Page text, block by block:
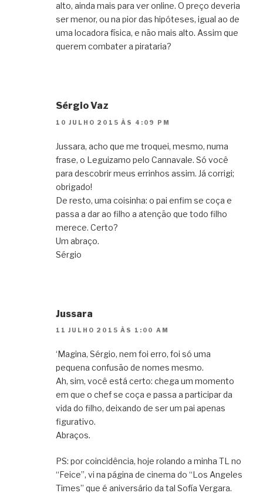
alto, ainda mais para ver online. O preço deveria
ser menor, ou na pior das hipóteses, igual ao de
uma locadora física, e não mais alto. Assim que
querem combater a pirataria?
Sérgio Vaz
10 JULHO 2015 ÀS 4:09 PM
Jussara, acho que me troquei, mesmo, numa
frase, o Leguizamo pelo Cannavale. Só você
para descobrir meus errinhos assim. Já corrigi;
obrigado!
De resto, uma coisinha: o pai enfim se coça e
passa a dar ao filho a atenção que todo filho
merece. Certo?
Um abraço.
Sérgio
Jussara
11 JULHO 2015 ÀS 1:00 AM
‘Magina, Sérgio, nem foi erro, foi só uma
pequena confusão de nomes mesmo.
Ah, sim, você está certo: chega um momento
em que o chef se coça e passa a participar da
vida do filho, deixando de ser um pai apenas
figurativo.
Abraços.
PS: por coincidência, hoje rolando a minha TL no
“Feice”, vi na página de cinema do “Los Angeles
Times” que é aniversário da tal Sofía Vergara.